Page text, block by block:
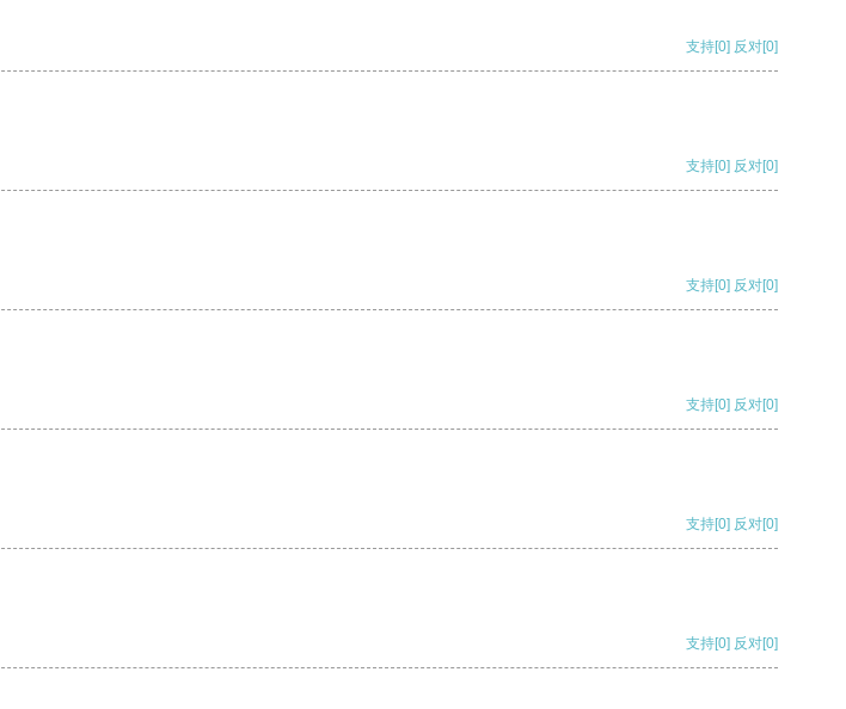
支持[0] 反对[0]
支持[0] 反对[0]
支持[0] 反对[0]
支持[0] 反对[0]
支持[0] 反对[0]
支持[0] 反对[0]